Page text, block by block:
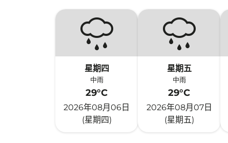
星期四
中雨
29°C
2026年08月06日
(星期四)
星期五
中雨
29°C
2026年08月07日
(星期五)